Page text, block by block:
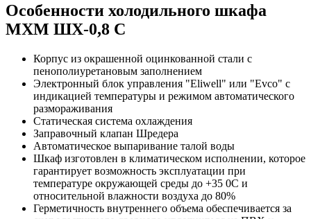
Особенности холодильного шкафа
МХМ ШХ-0,8 С
Корпус из окрашенной оцинкованной стали с
пенополиуретановым заполнением
Электронный блок управления "Eliwell" или "Evco" с
индикацией температуры и режимом автоматического
размораживания
Статическая система охлаждения
Заправочный клапан Шредера
Автоматическое выпаривание талой воды
Шкаф изготовлен в климатическом исполнении, которое
гарантирует возможность эксплуатации при
температуре окружающей среды до +35 0С и
относительной влажности воздуха до 80%
Герметичность внутреннего объема обеспечивается за